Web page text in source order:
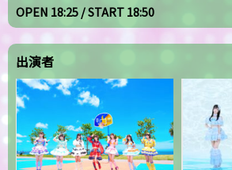
OPEN 18:25 / START 18:50
出演者